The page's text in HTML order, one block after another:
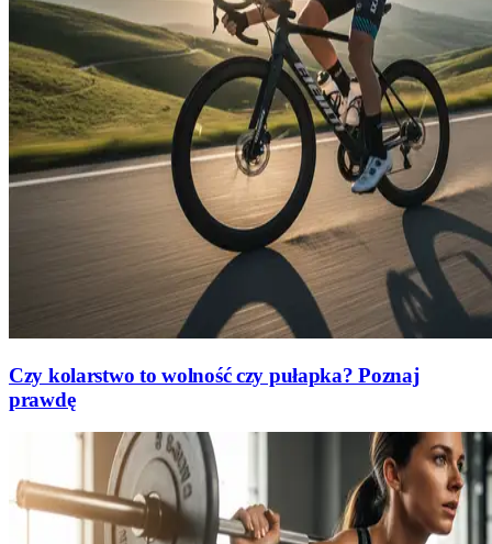
Czy kolarstwo to wolność czy pułapka? Poznaj
prawdę